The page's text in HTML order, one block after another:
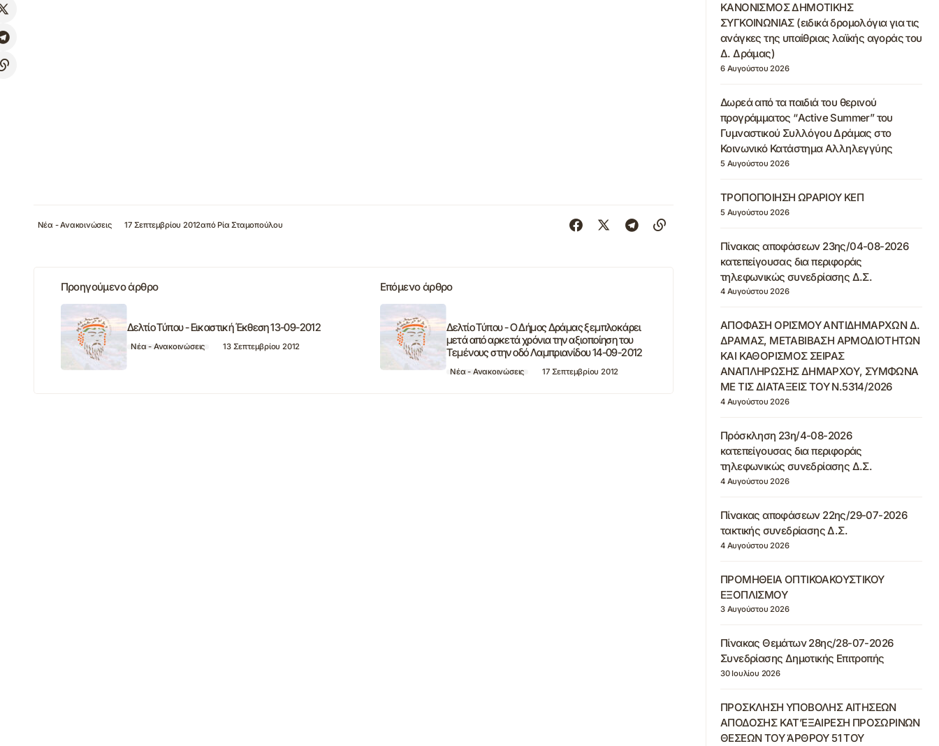
Νέα - Ανακοινώσεις 17 Σεπτεμβρίου 2012από Ρία Σταμοπούλου
Προηγούμενο άρθρο
Δελτίο Τύπου - Εικαστική Έκθεση 13-09-2012
Νέα - Ανακοινώσεις 13 Σεπτεμβρίου 2012
Επόμενο άρθρο
Δελτίο Τύπου - Ο Δήμος Δράμας ξεμπλοκάρει
μετά από αρκετά χρόνια την αξιοποίηση του
Τεμένους στην οδό Λαμπριανίδου 14-09-2012
Νέα - Ανακοινώσεις 17 Σεπτεμβρίου 2012
ΚΑΝΟΝΙΣΜΟΣ ΔΗΜΟΤΙΚΗΣ
ΣΥΓΚΟΙΝΩΝΙΑΣ (ειδικά δρομολόγια για τις
ανάγκες της υπαίθριας λαϊκής αγοράς του
Δ. Δράμας)
6 Αυγούστου 2026
Δωρεά από τα παιδιά του θερινού
προγράμματος “Active Summer” του
Γυμναστικού Συλλόγου Δράμας στο
Κοινωνικό Κατάστημα Αλληλεγγύης
5 Αυγούστου 2026
ΤΡΟΠΟΠΟΙΗΣΗ ΩΡΑΡΙΟΥ ΚΕΠ
5 Αυγούστου 2026
Πίνακας αποφάσεων 23ης/04-08-2026
κατεπείγουσας δια περιφοράς
τηλεφωνικώς συνεδρίασης Δ.Σ.
4 Αυγούστου 2026
ΑΠΟΦΑΣΗ ΟΡΙΣΜΟΥ ΑΝΤΙΔΗΜΑΡΧΩΝ Δ.
ΔΡΑΜΑΣ, ΜΕΤΑΒΙΒΑΣΗ ΑΡΜΟΔΙΟΤΗΤΩΝ
ΚΑΙ ΚΑΘΟΡΙΣΜΟΣ ΣΕΙΡΑΣ
ΑΝΑΠΛΗΡΩΣΗΣ ΔΗΜΑΡΧΟΥ, ΣΥΜΦΩΝΑ
ΜΕ ΤΙΣ ΔΙΑΤΑΞΕΙΣ ΤΟΥ Ν.5314/2026
4 Αυγούστου 2026
Πρόσκληση 23η/4-08-2026
κατεπείγουσας δια περιφοράς
τηλεφωνικώς συνεδρίασης Δ.Σ.
4 Αυγούστου 2026
Πίνακας αποφάσεων 22ης/29-07-2026
τακτικής συνεδρίασης Δ.Σ.
4 Αυγούστου 2026
ΠΡΟΜΗΘΕΙΑ ΟΠΤΙΚΟΑΚΟΥΣΤΙΚΟΥ
ΕΞΟΠΛΙΣΜΟΥ
3 Αυγούστου 2026
Πίνακας Θεμάτων 28ης/28-07-2026
Συνεδρίασης Δημοτικής Επιτροπής
30 Ιουλίου 2026
ΠΡΟΣΚΛΗΣΗ ΥΠΟΒΟΛΗΣ ΑΙΤΗΣΕΩΝ
ΑΠΟΔΟΣΗΣ ΚΑΤ’ΕΞΑΙΡΕΣΗ ΠΡΟΣΩΡΙΝΩΝ
ΘΕΣΕΩΝ ΤΟΥ ΆΡΘΡΟΥ 51 ΤΟΥ